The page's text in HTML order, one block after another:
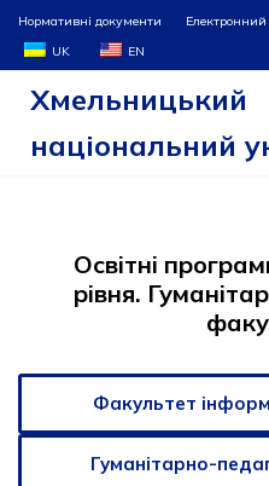
Перейти
до
Нормативні документи Електронний
UK
EN
Хмельницький
національний
Освітні
рівня.
Факультет
Гуманітарно-